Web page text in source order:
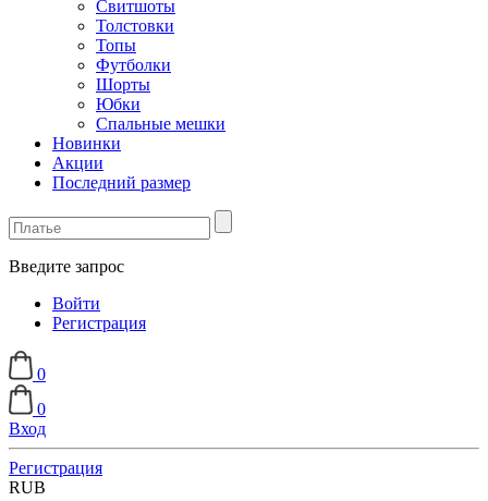
Свитшоты
Толстовки
Топы
Футболки
Шорты
Юбки
Спальные мешки
Новинки
Акции
Последний размер
Введите запрос
Войти
Регистрация
0
0
Вход
Регистрация
RUB